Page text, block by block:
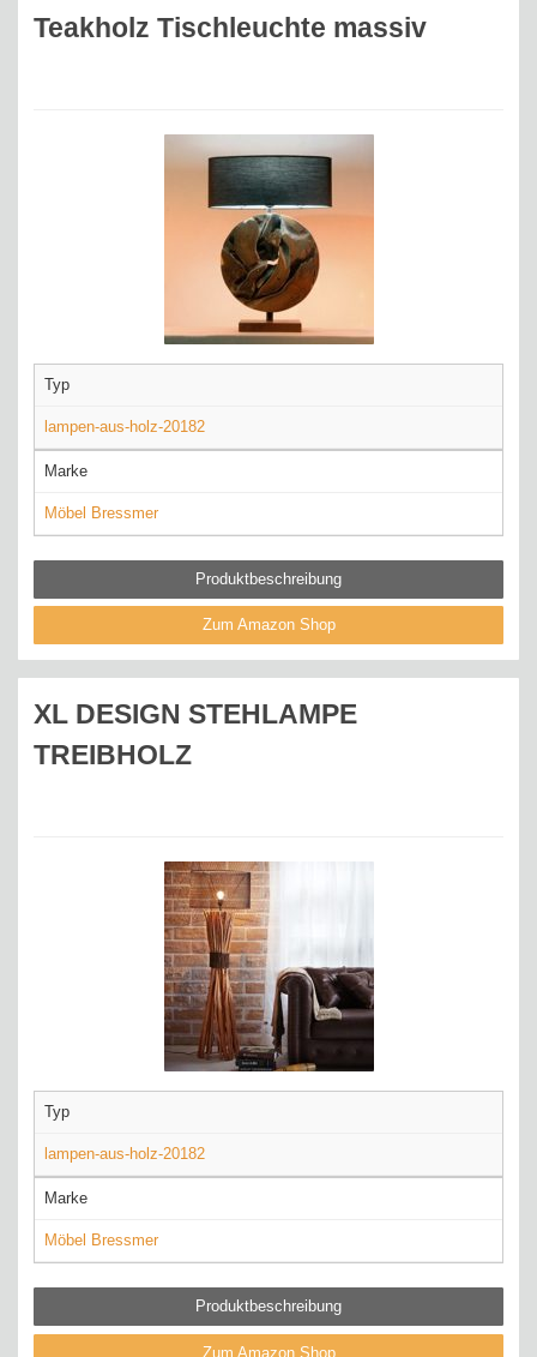
Teakholz Tischleuchte massiv
Typ
lampen-aus-holz-20182
Marke
Möbel Bressmer
Produktbeschreibung
Zum Amazon Shop
XL DESIGN STEHLAMPE
TREIBHOLZ
Typ
lampen-aus-holz-20182
Marke
Möbel Bressmer
Produktbeschreibung
Zum Amazon Shop